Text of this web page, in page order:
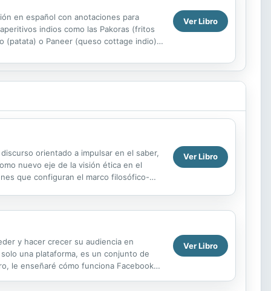
en español con anotaciones para
indios como las Pakoras (fritos
(patata) o Paneer (queso cottage indio),
Ver Libro
orientado a impulsar en el saber,
nuevo eje de la visión ética en el
que configuran el marco filosófico-
Ver Libro
y hacer crecer su audiencia en
una plataforma, es un conjunto de
le enseñaré cómo funciona Facebook
Ver Libro